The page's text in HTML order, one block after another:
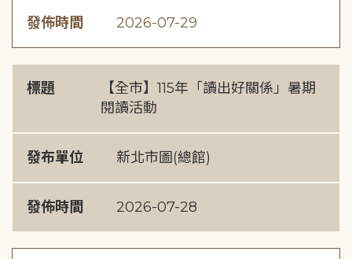
發佈時間 2026-07-29
標題
【全市】115年「讀出好關係」暑期
閱讀活動
發布單位 新北市圖(總館)
發佈時間 2026-07-28